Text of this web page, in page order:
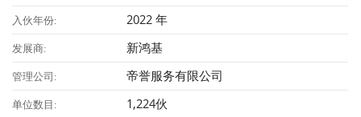
入伙年份: 2022 年
发展商: 新鸿基
管理公司: 帝誉服务有限公司
单位数目: 1,224伙